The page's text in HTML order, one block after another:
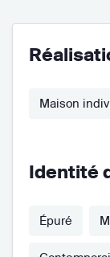
Maison
Identité
Épuré